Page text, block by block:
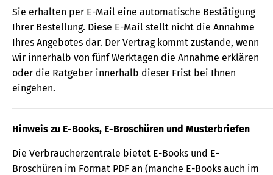
Sie erhalten per E-Mail eine automatische Bestätigung
Ihrer Bestellung. Diese E-Mail stellt nicht die Annahme
Ihres Angebotes dar. Der Vertrag kommt zustande, wenn
wir innerhalb von fünf Werktagen die Annahme erklären
oder die Ratgeber innerhalb dieser Frist bei Ihnen
eingehen.
Hinweis zu E-Books, E-Broschüren und Musterbriefen
Die Verbraucherzentrale bietet E-Books und E-
Broschüren im Format PDF an (manche E-Books auch im